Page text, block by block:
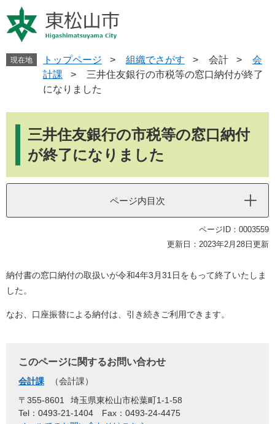
ー
ジ
ニ
ュ
現在地 トップページ > 組織でさがす > 会計 >
会
計課
>
三井住友銀行の市税等の窓口納付が終了
になりました
三井住友銀行の市税等の窓口納付
が終了になりました
ページ内目次
ページID：0003559
更新日：2023年2月28日更新
納付書の窓口納付の取扱いが令和4年3月31日をもって終了いたしま
した。
なお、口座振替による納付は、引き続きご利用できます。
このページに関するお問い合わせ
会計課
会計課
〒355-8601
埼玉県東松山市松葉町1-1-58
Tel：0493-21-1404
Fax：0493-24-4475